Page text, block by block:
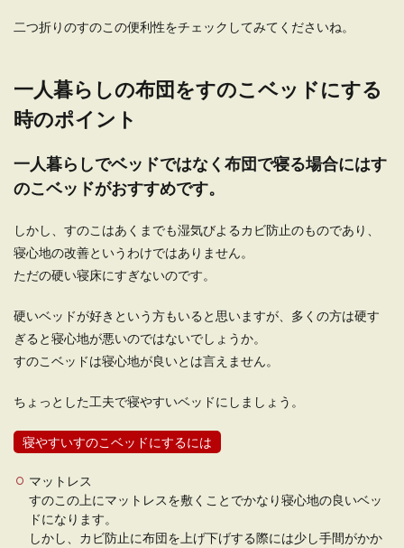
二つ折りのすのこの便利性をチェックしてみてくださいね。
一人暮らしの布団をすのこベッドにする
時のポイント
一人暮らしでベッドではなく布団で寝る場合にはす
のこベッドがおすすめです。
しかし、すのこはあくまでも湿気びよるカビ防止のものであり、
寝心地の改善というわけではありません。
ただの硬い寝床にすぎないのです。
硬いベッドが好きという方もいると思いますが、多くの方は硬す
ぎると寝心地が悪いのではないでしょうか。
すのこベッドは寝心地が良いとは言えません。
ちょっとした工夫で寝やすいベッドにしましょう。
寝やすいすのこベッドにするには
マットレス
すのこの上にマットレスを敷くことでかなり寝心地の良いベッ
ドになります。
しかし、カビ防止に布団を上げ下げする際には少し手間がかか